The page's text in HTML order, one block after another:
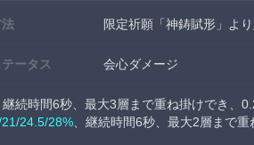
法 限定祈願「神鋳賦形」よ
ータス 会心ダメージ
継続時間6秒、最大3層まで重ね掛けでき、
24.5/28% 、継続時間6秒、最大2層まで